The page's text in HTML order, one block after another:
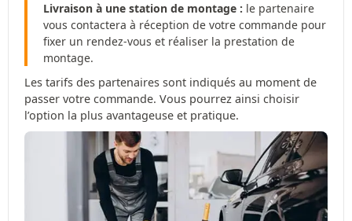
Livraison à une station de montage : le partenaire
vous contactera à réception de votre commande pour
fixer un rendez-vous et réaliser la prestation de
montage.
Les tarifs des partenaires sont indiqués au moment de
passer votre commande. Vous pourrez ainsi choisir
l’option la plus avantageuse et pratique.